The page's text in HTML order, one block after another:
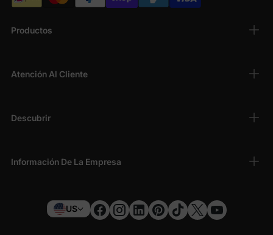
Productos
Atención Al Cliente
Descubrir
Información De La Empresa
US